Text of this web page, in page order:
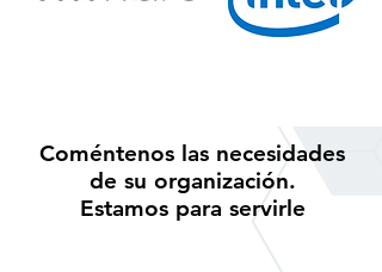
Coméntenos las necesidades
de su organización.
Estamos para servirle